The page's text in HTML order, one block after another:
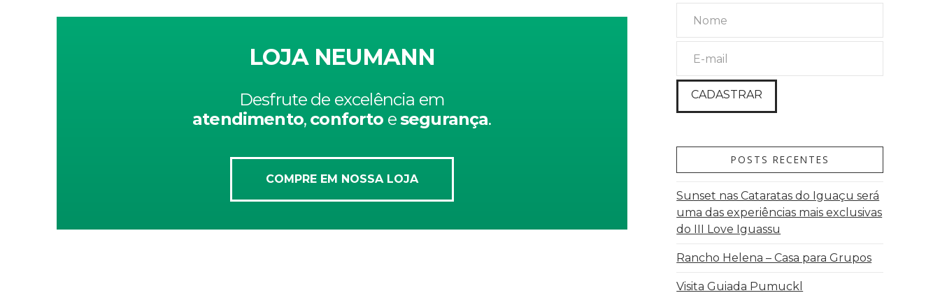
LOJA NEUMANN
Desfrute de excelência em
atendimento, conforto esegurança.
COMPRE EM NOSSA LOJA
POSTS RECENTES
Sunset nas Cataratas do Iguaçu será
uma das experiências mais exclusivas
do III Love Iguassu
Rancho Helena – Casa para Grupos
Visita Guiada Pumuckl